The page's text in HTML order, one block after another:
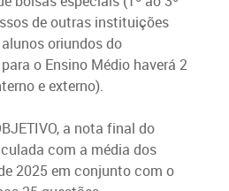
de outras instituições
alunos oriundos do
o Ensino Médio haverá 2
e externo).
a nota final do
com a média dos
2025 em conjunto com o